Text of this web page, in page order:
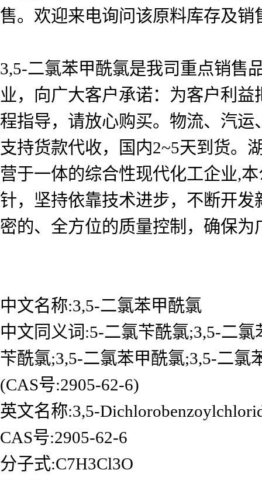
售。欢迎来电询问该原料库存及销
3,5-二氯苯甲酰氯是我司重点销售
业，向广大客户承诺：为客户利
程指导，请放心购买。物流、汽
支持货款代收，国内2~5天到货。
营于一体的综合性现代化工企业,
针，坚持依靠技术进步，不断开
密的、全方位的质量控制，确保
中文名称:3,5-二氯苯甲酰氯
中文同义词:5-二氯苄酰氯;3,5-二
苄酰氯;3,5-二氯苯甲酰氯;3,5-二氯
(CAS号:2905-62-6)
英文名称:3,5-
CAS号:2905-62-6
分子式:C7H3Cl3O